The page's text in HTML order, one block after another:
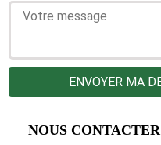
NOUS CONTACTER